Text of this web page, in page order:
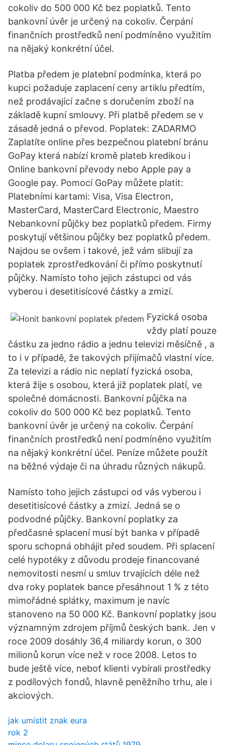
cokoliv do 500 000 Kč bez poplatků. Tento
bankovní úvěr je určený na cokoliv. Čerpání
finančních prostředků není podmíněno využitím
na nějaký konkrétní účel.
Platba předem je platební podmínka, která po
kupci požaduje zaplacení ceny artiklu předtím,
než prodávající začne s doručením zboží na
základě kupní smlouvy. Při platbě předem se v
zásadě jedná o převod. Poplatek: ZADARMO
Zaplatíte online přes bezpečnou platební bránu
GoPay která nabízí kromě plateb kredikou i
Online bankovní převody nebo Apple pay a
Google pay. Pomocí GoPay můžete platit:
Platebními kartami: Visa, Visa Electron,
MasterCard, MasterCard Electronic, Maestro
Nebankovní půjčky bez poplatků předem. Firmy
poskytují většinou půjčky bez poplatků předem.
Najdou se ovšem i takové, jež vám slibují za
poplatek zprostředkování či přímo poskytnutí
půjčky. Namísto toho jejich zástupci od vás
vyberou i desetitisícové částky a zmizí.
Fyzická osoba
vždy platí pouze
částku za jedno rádio a jednu televizi měsíčně , a
to i v případě, že takových přijímačů vlastní více.
Za televizi a rádio nic neplatí fyzická osoba,
která žije s osobou, která již poplatek platí, ve
společné domácnosti. Bankovní půjčka na
cokoliv do 500 000 Kč bez poplatků. Tento
bankovní úvěr je určený na cokoliv. Čerpání
finančních prostředků není podmíněno využitím
na nějaký konkrétní účel. Peníze můžete použít
na běžné výdaje či na úhradu různých nákupů.
Namísto toho jejich zástupci od vás vyberou i
desetitisícové částky a zmizí. Jedná se o
podvodné půjčky. Bankovní poplatky za
předčasné splacení musí být banka v případě
sporu schopná obhájit před soudem. Při splacení
celé hypotéky z důvodu prodeje financované
nemovitosti nesmí u smluv trvajících déle než
dva roky poplatek bance přesáhnout 1 % z této
mimořádné splátky, maximum je navíc
stanoveno na 50 000 Kč. Bankovní poplatky jsou
významným zdrojem příjmů českých bank. Jen v
roce 2009 dosáhly 36,4 miliardy korun, o 300
milionů korun více než v roce 2008. Letos to
bude ještě více, neboť klienti vybírali prostředky
z podílových fondů, hlavně peněžního trhu, ale i
akciových.
jak umístit znak eura
rok 2